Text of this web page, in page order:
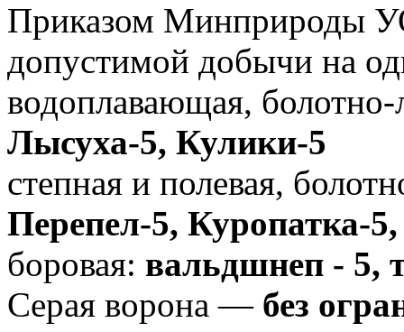
Приказом Минприроды
допустимой добычи на
водоплавающая, болотно-
Лысуха-5, Кулики-5
степная и полевая,
Перепел-5, Куропатка-
боровая: вальдшнеп - 5,
Серая ворона —без